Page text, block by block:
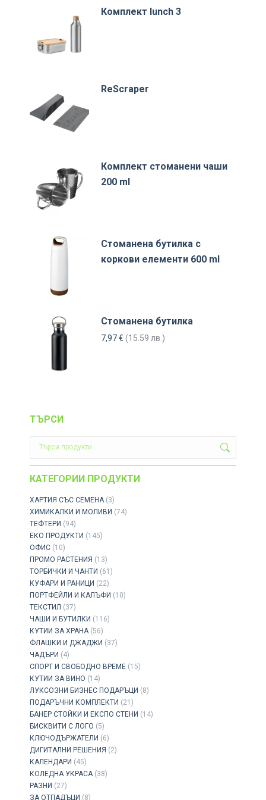
Комплект lunch 3
ReScraper
Комплект стоманени чаши
200 ml
Стоманена бутилка с
коркови елементи 600 ml
Стоманена бутилка
7,97€ (15.59 лв.)
ТЪРСИ
КАТЕГОРИИ ПРОДУКТИ
ХАРТИЯ СЪС СЕМЕНА (3)
ХИМИКАЛКИ И МОЛИВИ (74)
ТЕФТЕРИ (94)
ЕКО ПРОДУКТИ (145)
ОФИС (10)
ПРОМО РАСТЕНИЯ (13)
ТОРБИЧКИ И ЧАНТИ (61)
КУФАРИ И РАНИЦИ (22)
ПОРТФЕЙЛИ И КАЛЪФИ (10)
ТЕКСТИЛ (37)
ЧАШИ И БУТИЛКИ (116)
КУТИИ ЗА ХРАНА (56)
ФЛАШКИ И ДЖАДЖИ (37)
ЧАДЪРИ (4)
СПОРТ И СВОБОДНО ВРЕМЕ (15)
КУТИИ ЗА ВИНО (14)
ЛУКСОЗНИ БИЗНЕС ПОДАРЪЦИ (8)
ПОДАРЪЧНИ КОМПЛЕКТИ (21)
БАНЕР СТОЙКИ И ЕКСПО СТЕНИ (14)
БИСКВИТИ С ЛОГО (5)
КЛЮЧОДЪРЖАТЕЛИ (6)
ДИГИТАЛНИ РЕШЕНИЯ (2)
КАЛЕНДАРИ (45)
КОЛЕДНА УКРАСА (38)
РАЗНИ (27)
ЗА ОТПАДЪЦИ (8)